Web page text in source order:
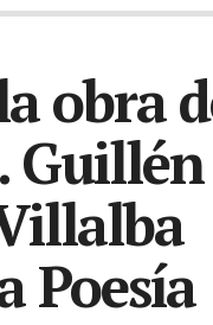
obra
Guillén
Poesía